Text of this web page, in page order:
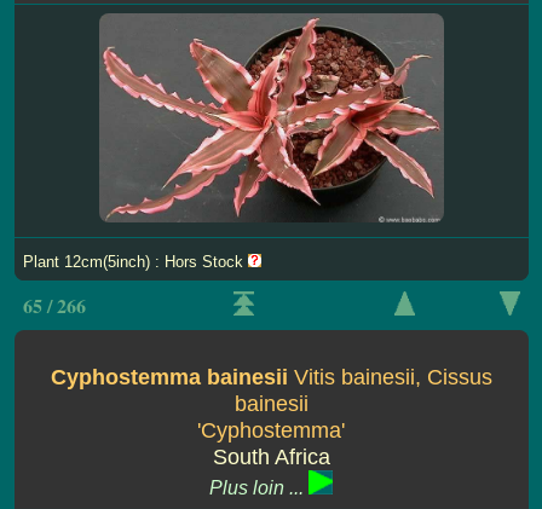
Plant 12cm(5inch) : Hors Stock
65 / 266
Cyphostemma bainesii Vitis bainesii, Cissus
bainesii
'Cyphostemma'
South Africa
Plus loin ...